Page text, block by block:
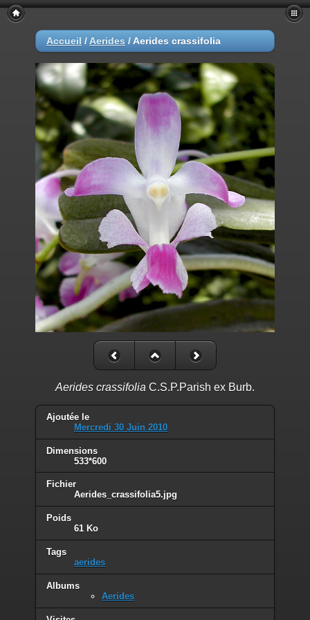
Accueil / Aerides / Aerides crassifolia
Aerides crassifolia C.S.P.Parish ex Burb.
Ajoutée le
Mercredi 30 Juin 2010
Dimensions
533*600
Fichier
Aerides_crassifolia5.jpg
Poids
61 Ko
Tags
aerides
Albums
Aerides